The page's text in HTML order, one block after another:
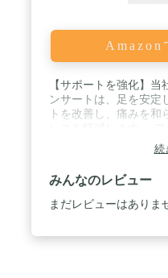
Amazon
【サポートを強化】
ンサートは、足を安定
トを改善し、痛みを和
過度のプロネーション
み、平らな足、その他
素早く緩和します。 /
イン】高いアーチサポ
保護し、痛みを和らげ
続
みんなのレビュー
まだレビューはありま